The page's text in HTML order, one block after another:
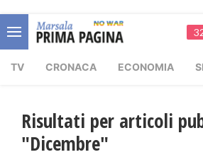
TV CRONACA ECONOMIA
Risultati per articoli
"Dicembre"